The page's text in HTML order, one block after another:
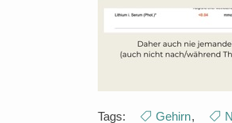
Tags: Gehirn,